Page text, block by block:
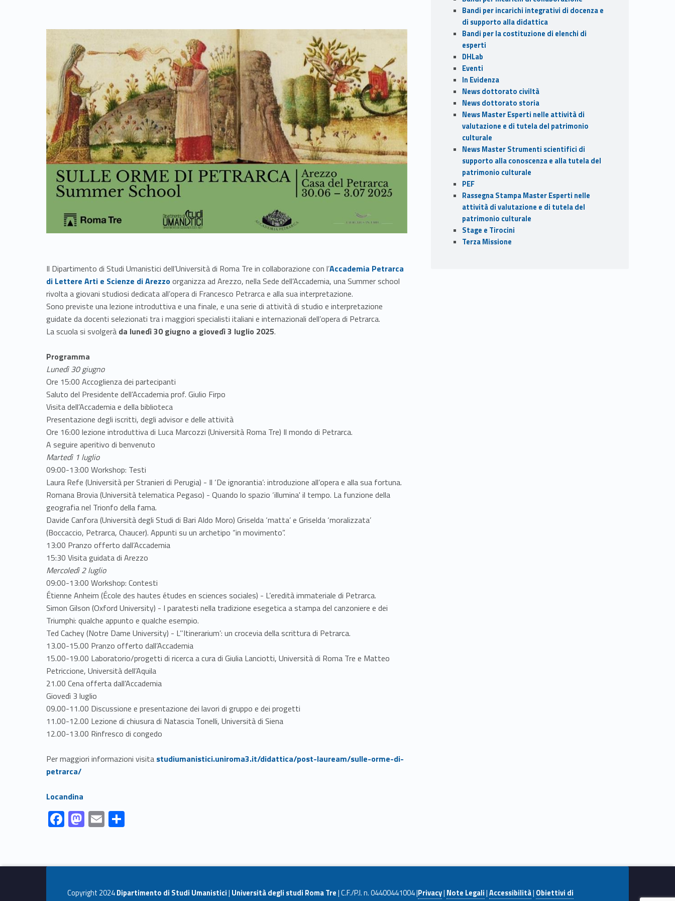
Link identifier archive #link-archive-thumb-soap-82116
Il Dipartimento di Studi Umanistici dell’Università di Roma Tre in collaborazione con l’Link identifier #identifier__16652-1
Accademia Petrarca
di Lettere Arti e Scienze di Arezzoorganizza ad Arezzo, nella Sede dell’Accademia, una Summer school
rivolta a giovani studiosi dedicata all’opera di Francesco Petrarca e alla sua interpretazione.
Sono previste una lezione introduttiva e una finale, e una serie di attività di studio e interpretazione
guidate da docenti selezionati tra i maggiori specialisti italiani e internazionali dell’opera di Petrarca.
La scuola si svolgerà da lunedì 30 giugno a giovedì 3 luglio 2025.
Programma
Lunedì 30 giugno
Ore 15:00 Accoglienza dei partecipanti
Saluto del Presidente dell’Accademia prof. Giulio Firpo
Visita dell’Accademia e della biblioteca
Presentazione degli iscritti, degli advisor e delle attività
Ore 16:00 lezione introduttiva di Luca Marcozzi (Università Roma Tre) Il mondo di Petrarca.
A seguire aperitivo di benvenuto
Martedì 1 luglio
09:00-13:00 Workshop: Testi
Laura Refe (Università per Stranieri di Perugia) - Il ‘De ignorantia’: introduzione all’opera e alla sua fortuna.
Romana Brovia (Università telematica Pegaso) - Quando lo spazio ‘illumina' il tempo. La funzione della
geografia nel Trionfo della fama.
Davide Canfora (Università degli Studi di Bari Aldo Moro) Griselda ‘matta’ e Griselda ‘moralizzata’
(Boccaccio, Petrarca, Chaucer). Appunti su un archetipo “in movimento”.
13:00 Pranzo offerto dall’Accademia
15:30 Visita guidata di Arezzo
Mercoledì 2 luglio
09:00-13:00 Workshop: Contesti
Étienne Anheim (École des hautes études en sciences sociales) - L’eredità immateriale di Petrarca.
Simon Gilson (Oxford University) - I paratesti nella tradizione esegetica a stampa del canzoniere e dei
Triumphi: qualche appunto e qualche esempio.
Ted Cachey (Notre Dame University) - L’‘Itinerarium’: un crocevia della scrittura di Petrarca.
13.00-15.00 Pranzo offerto dall’Accademia
15.00-19.00 Laboratorio/progetti di ricerca a cura di Giulia Lanciotti, Università di Roma Tre e Matteo
Petriccione, Università dell’Aquila
21.00 Cena offerta dall’Accademia
Giovedì 3 luglio
09.00-11.00 Discussione e presentazione dei lavori di gruppo e dei progetti
11.00-12.00 Lezione di chiusura di Natascia Tonelli, Università di Siena
12.00-13.00 Rinfresco di congedo
Per maggiori informazioni visita studiumanistici.uniroma3.it/didattica/post-lauream/sulle-orme-di-
petrarca/
Link identifier #identifier__114346-3Locandina
Link identifier #identifier__185371-1
F
ac
b
o
Link identifier #identifier__93252-2 M
as
d
o
Link identifier #identifier__158871-3 E
m
l
Link identifier #identifier__96955-4
di
Bandi per incarichi integrativi di docenza e
di supporto alla didattica
Bandi per la costituzione di elenchi di
esperti
DHLab
Eventi
In Evidenza
News dottorato civiltà
News dottorato storia
News Master Esperti nelle attività di
valutazione e di tutela del patrimonio
culturale
News Master Strumenti scientifici di
supporto alla conoscenza e alla tutela del
patrimonio culturale
PEF
Rassegna Stampa Master Esperti nelle
attività di valutazione e di tutela del
patrimonio culturale
Stage e Tirocini
Terza Missione
Copyright 2024Dipartimento di Studi Umanistici| Università degli studi Roma Tre| C.F./P.I. n. 04400441004 |Privacy| Note Legali|Accessibilità| Obiettivi di